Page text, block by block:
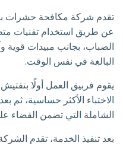
تقدم شركة مكافحة حشرات
عن طريق استخدام تقنيات
الضباب، بجانب مبيدات قوية
البالغة في نفس الوقت.
يقوم فربيق العمل أولًا
الاختباء الأكثر حساسية، ثم
الشاملة التي تضمن القضاء
بعد تنفيذ الخدمة، تقدم